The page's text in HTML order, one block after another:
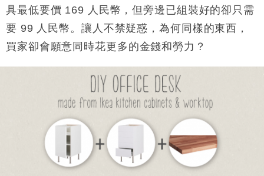
15:11
財經｜韓股反覆波動收跌 連挫7周創逾3年最長跌勢
13:44
財經｜內地7月美元計價出口增近24%勝預期 貿易順
差達1125億美元
日圓干預創新高
國際｜特朗普料美伊戰事快結束 承認部分彈藥庫存緊
財經｜SA售股自救後再出手 斥4億美元押注未上市公
司
具最低要價 169 人民幣，但旁邊已組裝好的卻只需
要 99 人民幣。讓人不禁疑惑，為何同樣的東西，
買家卻會願意同時花更多的金錢和勞力？